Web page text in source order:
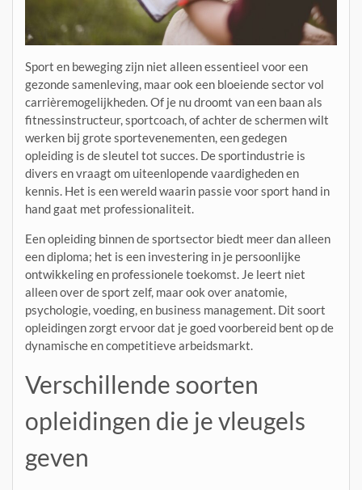
Sport en beweging zijn niet alleen essentieel voor een
gezonde samenleving, maar ook een bloeiende sector vol
carrièremogelijkheden. Of je nu droomt van een baan als
fitnessinstructeur, sportcoach, of achter de schermen wilt
werken bij grote sportevenementen, een gedegen
opleiding is de sleutel tot succes. De sportindustrie is
divers en vraagt om uiteenlopende vaardigheden en
kennis. Het is een wereld waarin passie voor sport hand in
hand gaat met professionaliteit.
Een opleiding binnen de sportsector biedt meer dan alleen
een diploma; het is een investering in je persoonlijke
ontwikkeling en professionele toekomst. Je leert niet
alleen over de sport zelf, maar ook over anatomie,
psychologie, voeding, en business management. Dit soort
opleidingen zorgt ervoor dat je goed voorbereid bent op de
dynamische en competitieve arbeidsmarkt.
Verschillende soorten
opleidingen die je vleugels
geven